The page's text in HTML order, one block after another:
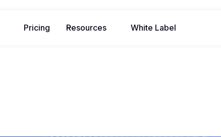
Pricing Resources White Label